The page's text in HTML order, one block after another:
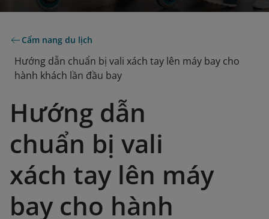
Cẩm nang du lịch
Hướng dẫn chuẩn bị vali xách tay lên máy bay cho
hành khách lần đầu bay
Hướng dẫn
chuẩn bị vali
xách tay lên máy
bay cho hành